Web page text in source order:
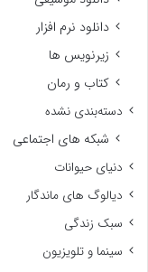
دانلود نرم افزار
زیرنویس ها
کتاب و رمان
دسته‌بندی نشده
شبکه های اجتماعی
دنیای حیوانات
دیالوگ های ماندگار
سبک زندگی
سینما و تلویزیون